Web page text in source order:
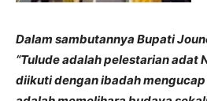
Dalam sambutannya Bupati
“Tulude adalah pelestarian adat
diikuti dengan ibadah